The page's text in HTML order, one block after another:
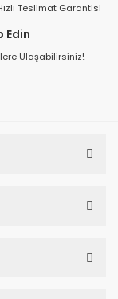
Teslimat Garantisi
Edin
Ulaşabilirsiniz!